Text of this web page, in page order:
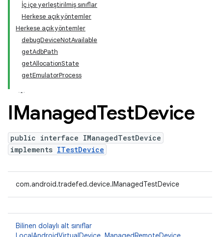
İç içe yerleştirilmiş sınıflar
Herkese açık yöntemler
Herkese açık yöntemler
debugDeviceNotAvailable
getAdbPath
getAllocationState
getEmulatorProcess
IManagedTestDevice
public interface IManagedTestDevice
implements ITestDevice
com.android.tradefed.device.IManagedTestDevice
Bilinen dolaylı alt sınıflar